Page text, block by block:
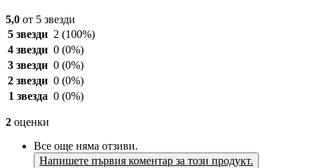
5,0 от 5 звезди
5 звезди 2 (100%)
4 звезди 0 (0%)
3 звезди 0 (0%)
2 звезди 0 (0%)
1 звезда 0 (0%)
2 оценки
Все още няма отзиви.
Напишете първия коментар за този продукт.